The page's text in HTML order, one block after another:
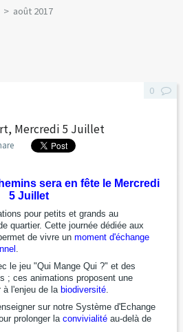
août 2017
Mercredi 5 Juillet
sera en fête le Mercredi
5 Juillet
pour petits et grands au
quartier. Cette journée dédiée aux
de vivre un moment d'échange
le jeu "Qui Mange Qui ?" et des
; ces animations proposent une
à l'enjeu de la biodiversité.
sur notre Système d'Echange
prolonger la convivialitéau-delà de
0